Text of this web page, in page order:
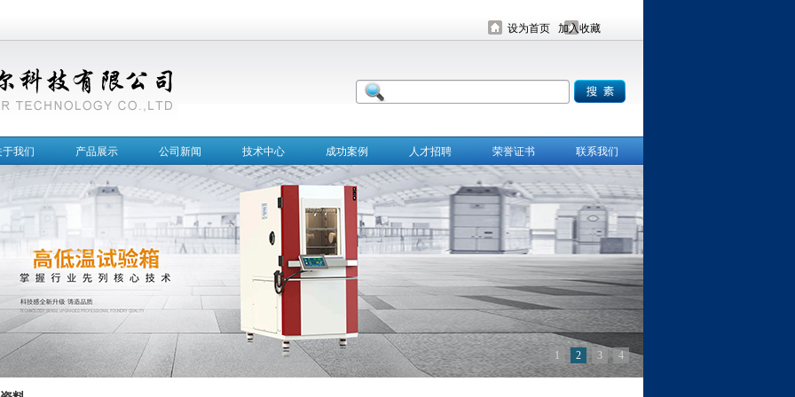
设为首页 加入收藏
于我们 产品展示 公司新闻 技术中心 成功案例 人才招聘 荣誉证书 联系我们
1 2 3 4